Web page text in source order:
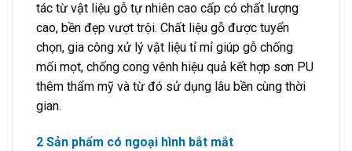
tác từ vật liệu gỗ tự nhiên cao cấp có chất lượng
cao, bền đẹp vượt trội. Chất liệu gỗ được tuyển
chọn, gia công xử lý vật liệu tỉ mỉ giúp gỗ chống
mối mọt, chống cong vênh hiệu quả kết hợp sơn PU
thêm thẩm mỹ và từ đó sử dụng lâu bền cùng thời
gian.
2 Sản phẩm có ngoại hình bắt mắt